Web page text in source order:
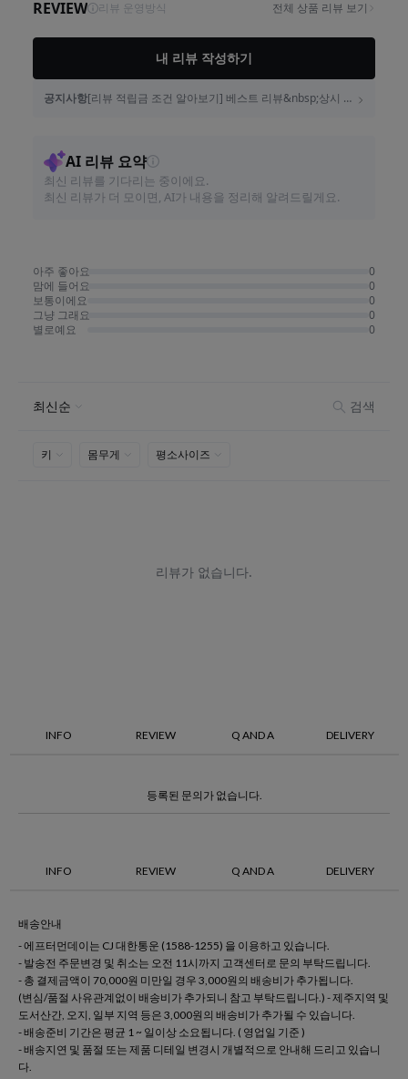
INFO REVIEW Q AND A DELIVERY
등록된 문의가 없습니다.
INFO REVIEW Q AND A DELIVERY
배송안내
- 에프터먼데이는 CJ 대한통운 (1588-1255) 을 이용하고 있습니다.
- 발송전 주문변경 및 취소는 오전 11시까지 고객센터로 문의 부탁드립니다.
- 총 결제금액이 70,000원 미만일 경우 3,000원의 배송비가 추가됩니다.
(변심/품절 사유관계없이 배송비가 추가되니 참고 부탁드립니다.) - 제주지역 및
도서산간, 오지, 일부 지역 등은 3,000원의 배송비가 추가될 수 있습니다.
- 배송준비 기간은 평균 1 ~ 일이상 소요됩니다. ( 영업일 기준 )
- 배송지연 및 품절 또는 제품 디테일 변경시 개별적으로 안내해 드리고 있습니
다.